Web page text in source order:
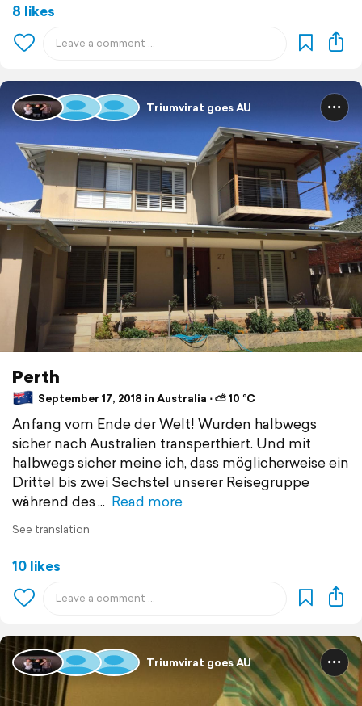
8 likes
Triumvirat goes AU
Perth
September 17, 2018 in Australia ⋅ ⛅ 10 °C
Anfang vom Ende der Welt! Wurden halbwegs
sicher nach Australien transperthiert. Und mit
halbwegs sicher meine ich, dass möglicherweise ein
Drittel bis zwei Sechstel unserer Reisegruppe
während des
Read more
See translation
10 likes
Triumvirat goes AU